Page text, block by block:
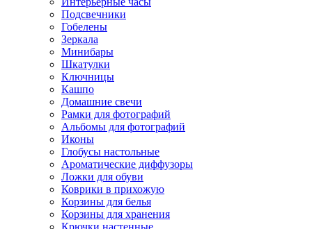
Подсвечники
Гобелены
Зеркала
Минибары
Шкатулки
Ключницы
Кашпо
Домашние свечи
Рамки для фотографий
Альбомы для фотографий
Иконы
Глобусы настольные
Ароматические диффузоры
Ложки для обуви
Коврики в прихожую
Корзины для белья
Корзины для хранения
Крючки настенные